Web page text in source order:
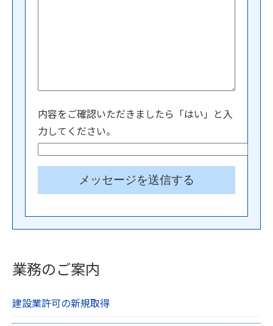
内容をご確認いただきましたら「はい」と入
力してください。
業務のご案内
建設業許可の新規取得